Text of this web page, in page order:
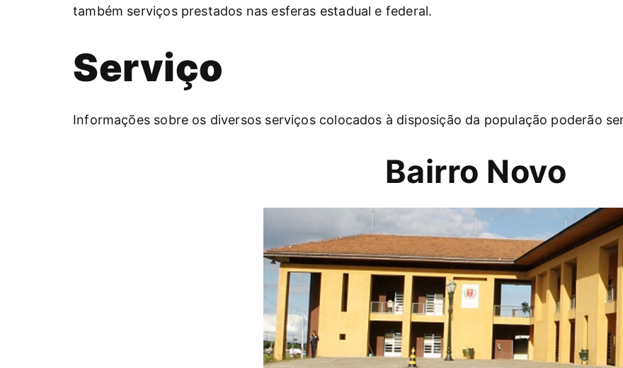
também serviços prestados nas esferas estadual e federal.
Serviço
Informações sobre os diversos serviços colocados à disposição da população poderão
Bairro Novo